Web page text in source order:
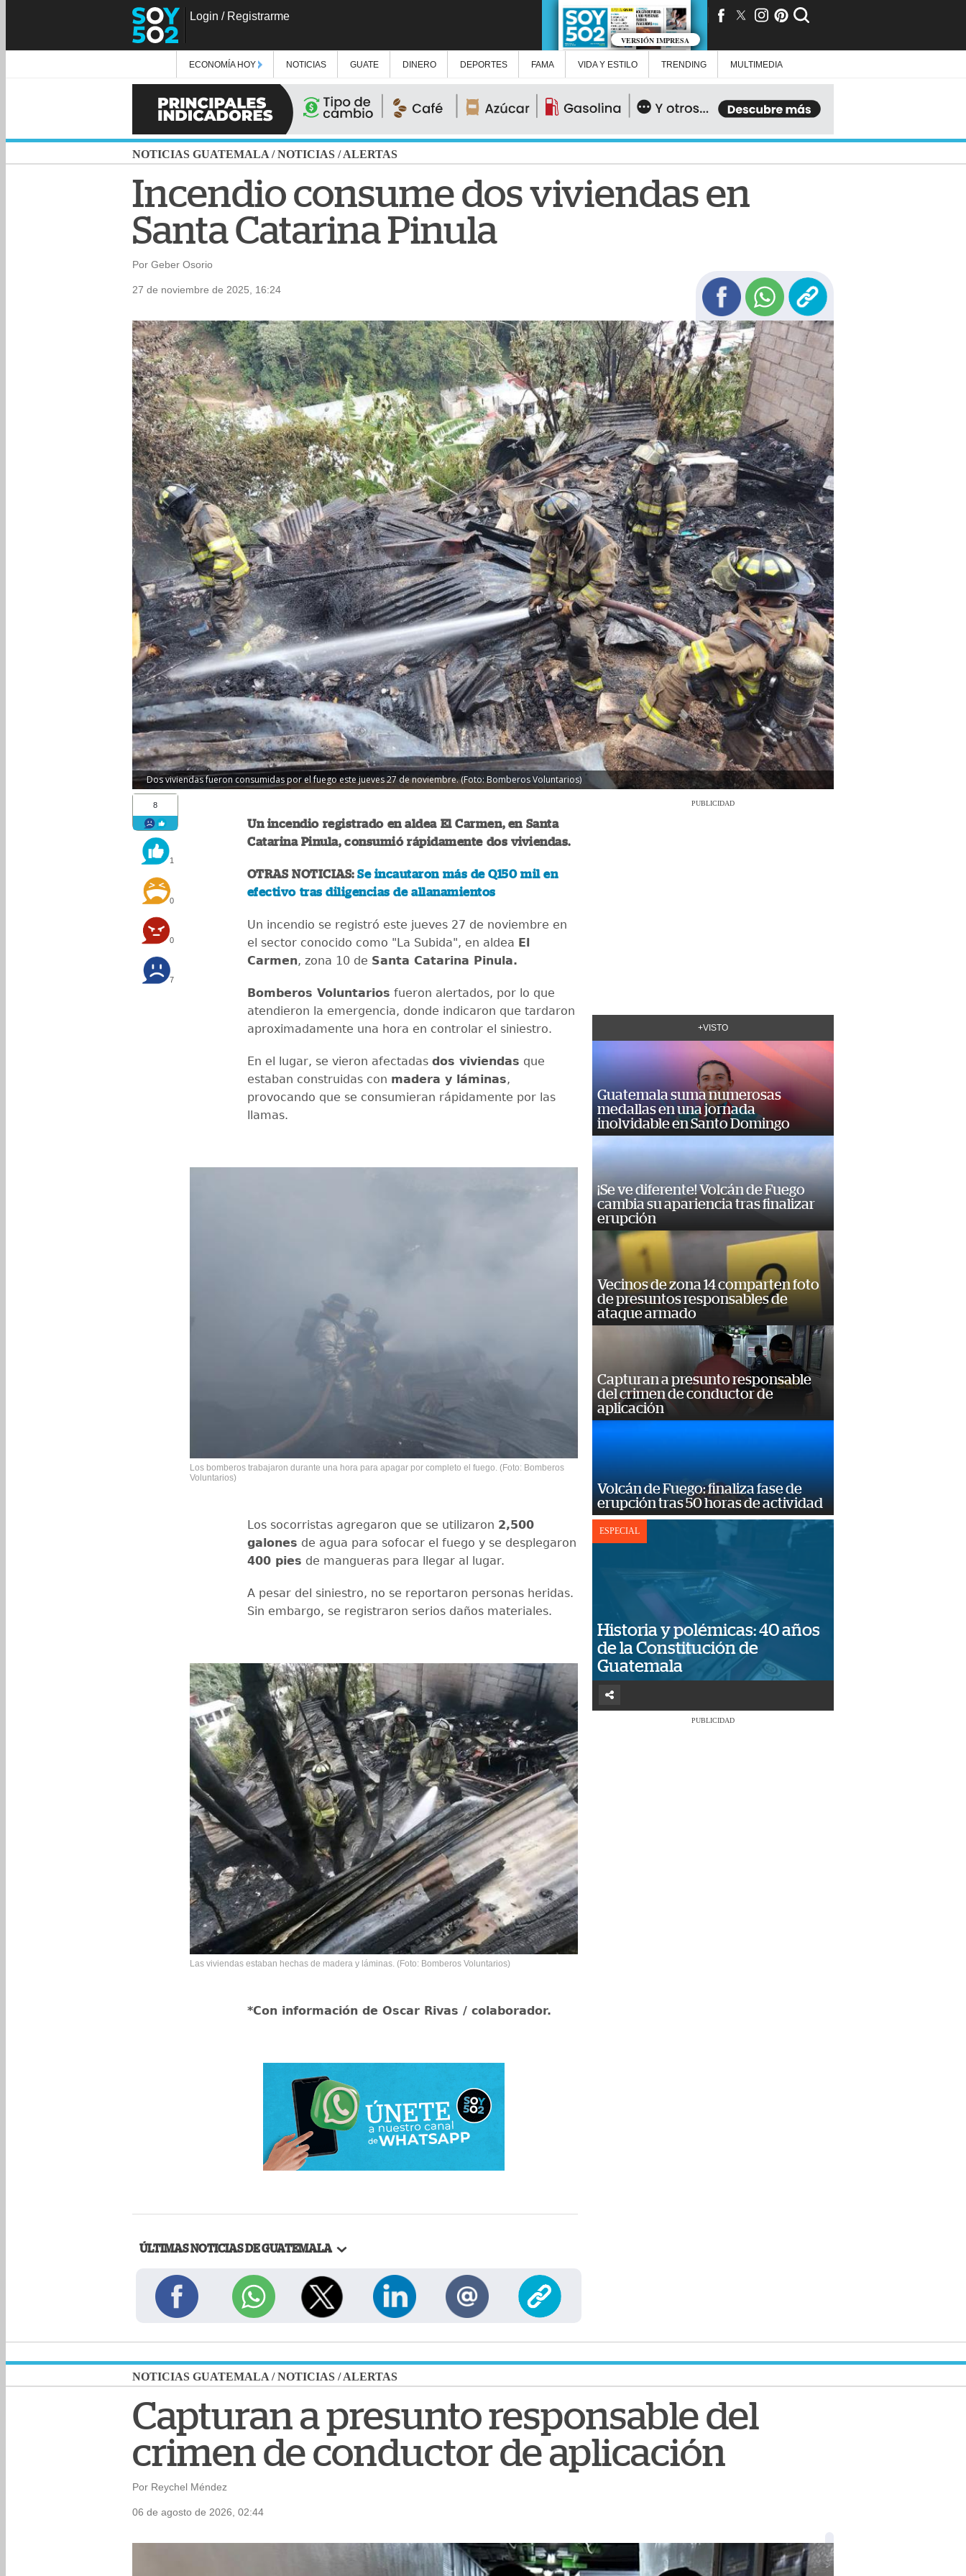
Login / Registrarme
VERSIÓN IMPRESA
ECONOMÍA HOY NOTICIAS GUATE DINERO DEPORTES FAMA VIDA Y ESTILO TRENDING MULTIMEDIA
NOTICIAS GUATEMALA /NOTICIAS /ALERTAS
Incendio consume dos viviendas en
Santa Catarina Pinula
Por Geber Osorio
27 de noviembre de 2025, 16:24
Dos viviendas fueron consumidas por el fuego este jueves 27 de noviembre. (Foto: Bomberos Voluntarios)
8
1
0
0
7
Un incendio registrado en aldea El Carmen, en Santa
Catarina Pinula, consumió rápidamente dos viviendas.
OTRAS NOTICIAS:Se incautaron más de Q150 mil en
efectivo tras diligencias de allanamientos
Un incendio se registró este jueves 27 de noviembre en
el sector conocido como "La Subida", en aldea El
Carmen, zona 10 de Santa Catarina Pinula.
Bomberos Voluntarios fueron alertados, por lo que
atendieron la emergencia, donde indicaron que tardaron
aproximadamente una hora en controlar el siniestro.
En el lugar, se vieron afectadas dos viviendas que
estaban construidas con madera y láminas,
provocando que se consumieran rápidamente por las
llamas.
Los bomberos trabajaron durante una hora para apagar por completo el fuego. (Foto: Bomberos
Voluntarios)
Los socorristas agregaron que se utilizaron 2,500
galones de agua para sofocar el fuego y se desplegaron
400 pies de mangueras para llegar al lugar.
A pesar del siniestro, no se reportaron personas heridas.
Sin embargo, se registraron serios daños materiales.
Las viviendas estaban hechas de madera y láminas. (Foto: Bomberos Voluntarios)
*Con información de Oscar Rivas / colaborador.
ÚLTIMAS NOTICIAS DE GUATEMALA
PUBLICIDAD
+VISTO
Guatemala suma numerosas
medallas en una jornada
inolvidable en Santo Domingo
¡Se ve diferente! Volcán de Fuego
cambia su apariencia tras finalizar
erupción
Vecinos de zona 14 comparten foto
de presuntos responsables de
ataque armado
Capturan a presunto responsable
del crimen de conductor de
aplicación
Volcán de Fuego: finaliza fase de
erupción tras 50 horas de actividad
ESPECIAL
Historia y polémicas: 40 años
de la Constitución de
Guatemala
PUBLICIDAD
NOTICIAS GUATEMALA /NOTICIAS /ALERTAS
Capturan a presunto responsable del
crimen de conductor de aplicación
Por Reychel Méndez
06 de agosto de 2026, 02:44